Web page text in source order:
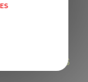
FRAIS